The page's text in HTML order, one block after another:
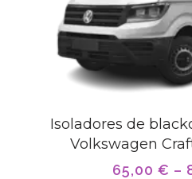
Isoladores de
Volkswagen
65,00 € –